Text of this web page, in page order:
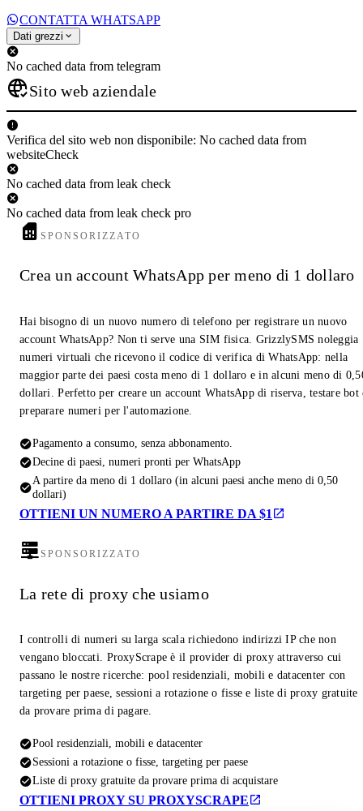
CONTATTA WHATSAPP
Dati grezzi
No cached data from telegram
Sito web aziendale
Verifica del sito web non disponibile: No cached data from
websiteCheck
No cached data from leak check
No cached data from leak check pro
SPONSORIZZATO
Crea un account WhatsApp per meno di 1 dollaro
Hai bisogno di un nuovo numero di telefono per registrare un nuovo
account WhatsApp? Non ti serve una SIM fisica. GrizzlySMS noleggia
numeri virtuali che ricevono il codice di verifica di WhatsApp: nella
maggior parte dei paesi costa meno di 1 dollaro e in alcuni meno di
dollari. Perfetto per creare un account WhatsApp di riserva, testare bot
preparare numeri per l'automazione.
Pagamento a consumo, senza abbonamento.
Decine di paesi, numeri pronti per WhatsApp
A partire da meno di 1 dollaro (in alcuni paesi anche meno di 0,50
dollari)
OTTIENI UN NUMERO A PARTIRE DA $1
SPONSORIZZATO
La rete di proxy che usiamo
I controlli di numeri su larga scala richiedono indirizzi IP che non
vengano bloccati. ProxyScrape è il provider di proxy attraverso cui
passano le nostre ricerche: pool residenziali, mobili e datacenter con
targeting per paese, sessioni a rotazione o fisse e liste di proxy gratuite
da provare prima di pagare.
Pool residenziali, mobili e datacenter
Sessioni a rotazione o fisse, targeting per paese
Liste di proxy gratuite da provare prima di acquistare
OTTIENI PROXY SU PROXYSCRAPE